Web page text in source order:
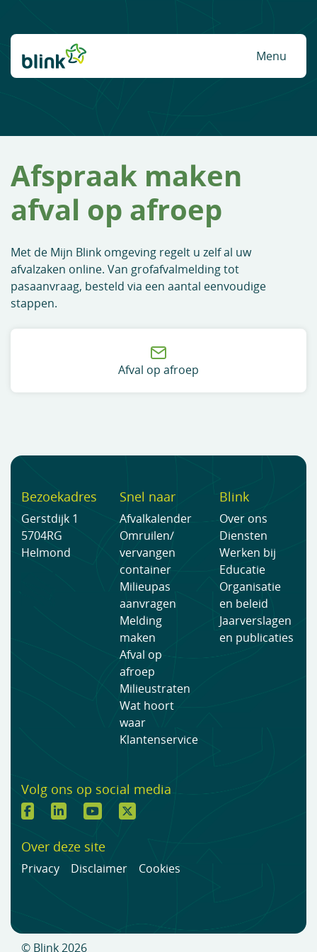
Menu
Afspraak maken
afval op afroep
Met de Mijn Blink omgeving regelt u zelf al uw
afvalzaken online. Van grofafvalmelding tot
pasaanvraag, besteld via een aantal eenvoudige
stappen.
Afval op afroep
Bezoekadres
Gerstdijk 1
5704RG
Helmond
Snel naar
Afvalkalender
Omruilen/
vervangen
container
Milieupas
aanvragen
Melding
maken
Afval op
afroep
Milieustraten
Wat hoort
waar
Klantenservice
Blink
Over ons
Diensten
Werken bij
Educatie
Organisatie
en beleid
Jaarverslagen
en publicaties
Volg ons op social media
Over deze site
Privacy Disclaimer Cookies
© Blink 2026